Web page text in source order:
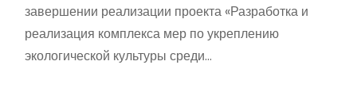
завершении реализации проекта «Разработка и
реализация комплекса мер по укреплению
экологической культуры среди…